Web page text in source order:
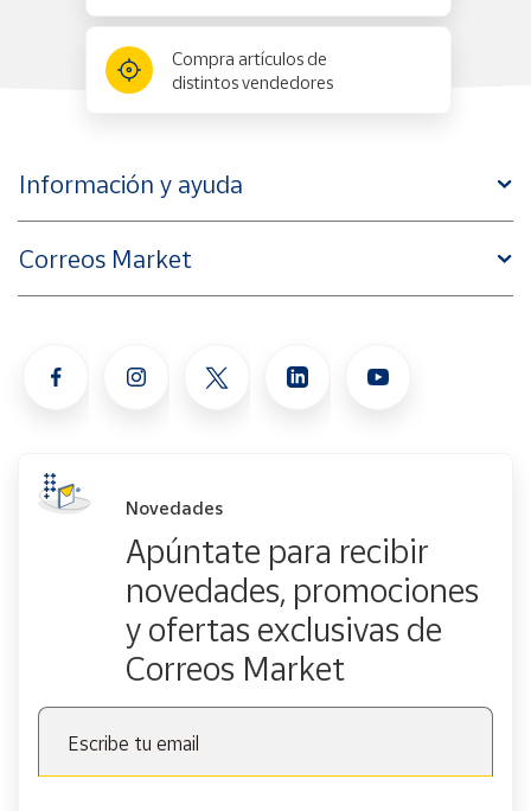
Compra artículos de
distintos vendedores
Información y ayuda
Correos Market
Novedades
Apúntate para recibir
novedades, promociones
y ofertas exclusivas de
Correos Market
Escribe tu email